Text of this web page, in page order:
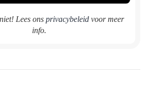
Lees ons privacybeleidvoor meer
info.